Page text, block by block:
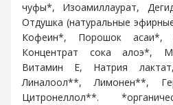
чуфы*, Изоамиллаурат,
Отдушка (натуральные
Кофеин*, Порошок асаи*,
Концентрат сока алоэ*,
Витамин Е, Натрия
Линалоол**, Лимонен**,
Цитронеллол**.